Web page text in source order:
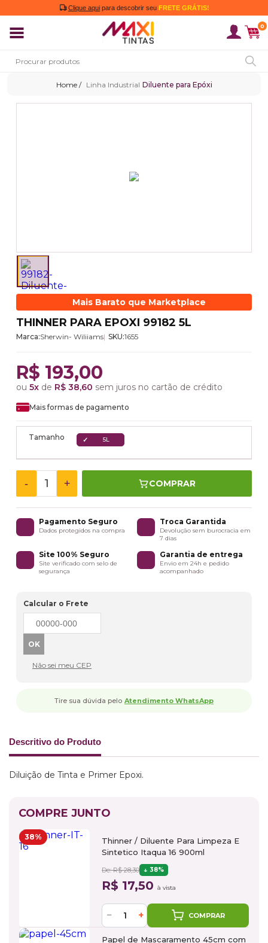
Clique aqui para descobrir seu FRETE GRÁTIS!
0
Linha Industrial Diluente para Epóxi
Mais Barato que Marketplace
THINNER PARA EPOXI 99182 5L
Marca:Sherwin- Wiliiams SKU:1655
R$ 193,00
ou 5x de R$ 38,60 sem juros no cartão de crédito
Mais formas de pagamento
Tamanho 5L
- + COMPRAR
Pagamento Seguro
Dados protegidos na compra
Troca Garantida
Devolução sem burocracia em
7 dias
Site 100% Seguro
Site verificado com selo de
segurança
Garantia de entrega
Envio em 24h e pedido
acompanhado
Calcular o Frete
Não sei meu CEP
Tire sua dúvida pelo Atendimento WhatsApp
Descritivo do Produto
Diluição de Tinta e Primer Epoxi.
COMPRE JUNTO
38%
Thinner / Diluente Para Limpeza E
Sintetico Itaqua 16 900ml
De: R$ 28,30 38%
R$ 17,50 à vista
− + COMPRAR
Papel de Mascaramento 45cm com